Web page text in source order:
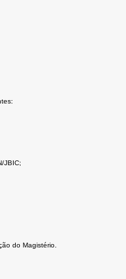
JBIC;
do Magistério.